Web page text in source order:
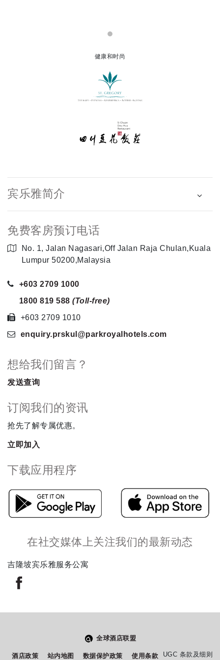
健康和时尚
宾乐雅简介
免费客房预订电话
No. 1, Jalan Nagasari,Off Jalan Raja Chulan,Kuala
Lumpur 50200,Malaysia
+603 2709 1000
1800 819 588 (Toll-free)
+603 2709 1010
enquiry.prskul @parkroyalhotels.com
想给我们留言？
发送查询
订阅我们的资讯
抢先了解专属优惠。
立即加入
下载应用程序
在社交媒体上关注我们的最新动态
吉隆坡宾乐雅服务公寓
全球酒店联盟
酒店政策 站内地图 数据保护政策 使用条款 UGC 条款及细则
您如何评价在本网站的体验?
从